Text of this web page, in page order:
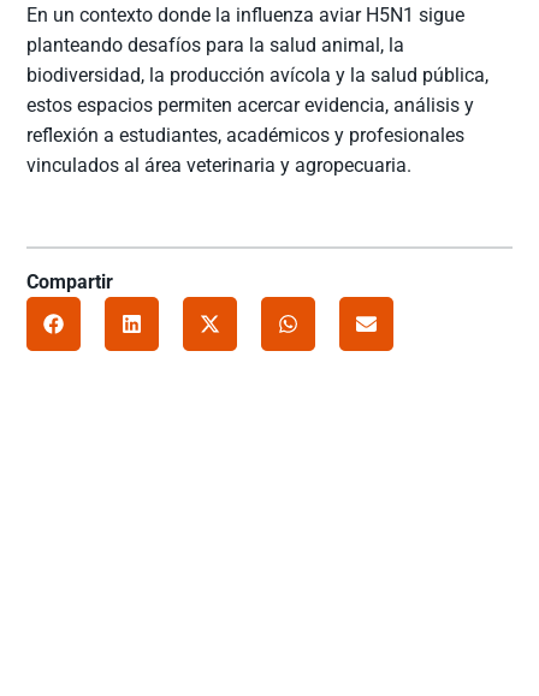
En un contexto donde la influenza aviar H5N1 sigue
planteando desafíos para la salud animal, la
biodiversidad, la producción avícola y la salud pública,
estos espacios permiten acercar evidencia, análisis y
reflexión a estudiantes, académicos y profesionales
vinculados al área veterinaria y agropecuaria.
Compartir